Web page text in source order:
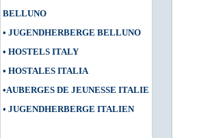
BELLUNO
• JUGENDHERBERGE BELLUNO
• HOSTELS ITALY
• HOSTALES ITALIA
•AUBERGES DE JEUNESSE ITALIE
• JUGENDHERBERGE ITALIEN